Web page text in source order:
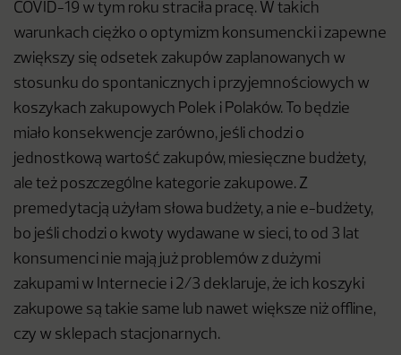
COVID-19 w tym roku straciła pracę. W takich
warunkach ciężko o optymizm konsumencki i zapewne
zwiększy się odsetek zakupów zaplanowanych w
stosunku do spontanicznych i przyjemnościowych w
koszykach zakupowych Polek i Polaków. To będzie
miało konsekwencje zarówno, jeśli chodzi o
jednostkową wartość zakupów, miesięczne budżety,
ale też poszczególne kategorie zakupowe. Z
premedytacją użyłam słowa budżety, a nie e-budżety,
bo jeśli chodzi o kwoty wydawane w sieci, to od 3 lat
konsumenci nie mają już problemów z dużymi
zakupami w Internecie i 2/3 deklaruje, że ich koszyki
zakupowe są takie same lub nawet większe niż offline,
czy w sklepach stacjonarnych.